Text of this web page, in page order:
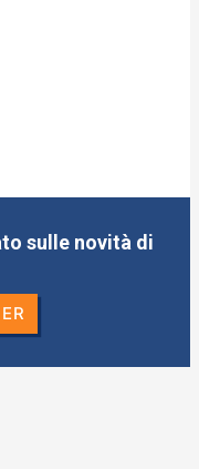
sulle novità di